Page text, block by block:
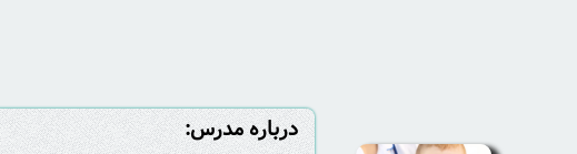
درباره مدرس: